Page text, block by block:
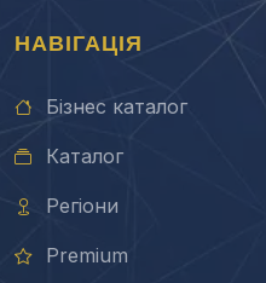
НАВІГАЦІЯ
Бізнес каталог
Каталог
Регіони
Premium